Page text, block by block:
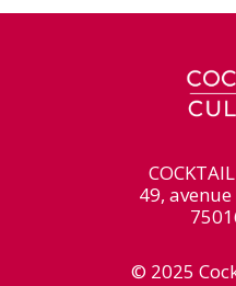
49,
© 2025